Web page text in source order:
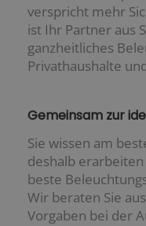
verspricht mehr
ist Ihr Partner aus
ganzheitliches
Privathaushalte
Gemeinsam zur
Sie wissen am
deshalb
beste
Wir beraten Sie
Vorgaben bei der